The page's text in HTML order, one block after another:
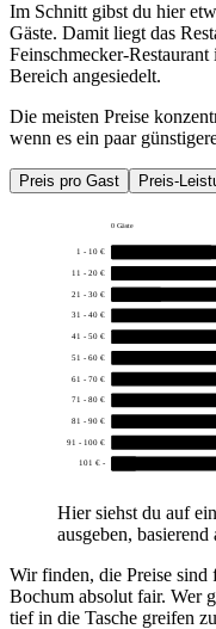
Im Schnitt gibst du hier
Gäste. Damit liegt das
Feinschmecker-
Bereich angesiedelt.
Die meisten Preise
wenn es ein paar
Preis pro Gast Preis-
0 Gäste
1 - 10 €
11 - 20 €
21 - 30 €
31 - 40 €
41 - 50 €
51 - 60 €
61 - 70 €
71 - 80 €
81 - 90 €
91 - 100 €
101 € -
Hier siehst du auf
ausgeben,
Wir finden, die Preise sind
Bochum absolut fair. Wer
tief in die Tasche greifen